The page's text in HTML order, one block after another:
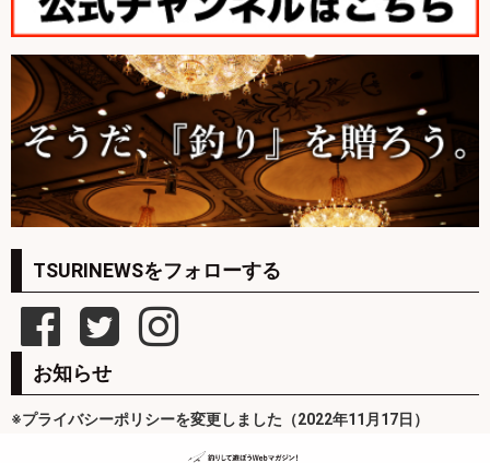
TSURINEWSをフォローする
お知らせ
※プライバシーポリシーを変更しました（2022年11月17日）